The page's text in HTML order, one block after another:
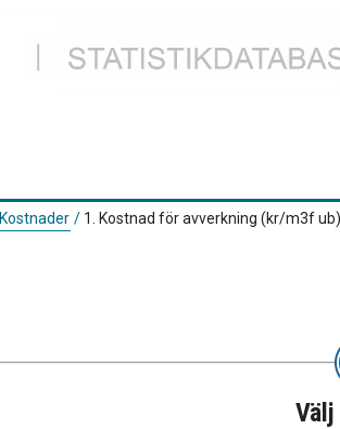
Kostnader / 1. Kostnad för avverkning (kr/m3f
Välj